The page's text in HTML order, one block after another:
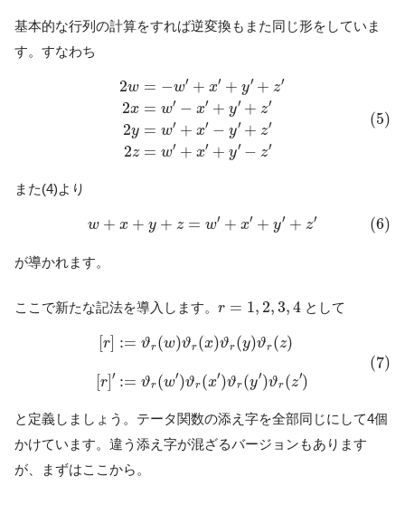
基本的な行列の計算をすれば逆変換もまた同じ形をしていま
す。すなわち
2w = −w′ + x′ + y′ + z′
2x = w′ − x′ + y′ + z′
2y = w′ + x′ − y′ + z′
2z = w′ + x′ + y′ − z′
(5)
y w − + y z′ 2 =w
また(4)より
w + x + y + z = w′ + x′ + y′ + z′ (6)
w x+ w + + y z
が導かれます。
ここで新たな記法を導入します。 r = 1, 2,3,4
r= 2 3 4 として
[r := ϑr(w)ϑr(x)ϑr(y)ϑr(z)
[r]′ := ϑr(w′)ϑr(x′)ϑr(y′)ϑr(z′)
(7)
) ϑ ϑr y ϑ r( z) r] := ϑ r( w )ϑ r
と定義しましょう。テータ関数の添え字を全部同じにして4個
かけています。違う添え字が混ざるバージョンもあります
が、まずはここから。